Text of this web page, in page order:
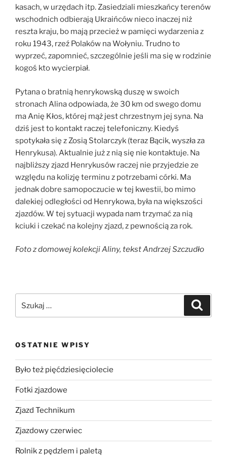
kasach, w urzędach itp. Zasiedziali mieszkańcy terenów
wschodnich odbierają Ukraińców nieco inaczej niż
reszta kraju, bo mają przecież w pamięci wydarzenia z
roku 1943, rzeź Polaków na Wołyniu. Trudno to
wyprzeć, zapomnieć, szczególnie jeśli ma się w rodzinie
kogoś kto wycierpiał.
Pytana o bratnią henrykowską duszę w swoich
stronach Alina odpowiada, że 30 km od swego domu
ma Anię Kłos, której mąż jest chrzestnym jej syna. Na
dziś jest to kontakt raczej telefoniczny. Kiedyś
spotykała się z Zosią Stolarczyk (teraz Bącik, wyszła za
Henrykusa). Aktualnie już z nią się nie kontaktuje. Na
najbliższy zjazd Henrykusów raczej nie przyjedzie ze
względu na kolizję terminu z potrzebami córki. Ma
jednak dobre samopoczucie w tej kwestii, bo mimo
dalekiej odległości od Henrykowa, była na większości
zjazdów. W tej sytuacji wypada nam trzymać za nią
kciuki i czekać na kolejny zjazd, z pewnością za rok.
Foto z domowej kolekcji Aliny, tekst Andrzej Szczudło
OSTATNIE WPISY
Było też pięćdziesięciolecie
Fotki zjazdowe
Zjazd Technikum
Zjazdowy czerwiec
Rolnik z pędzlem i paletą